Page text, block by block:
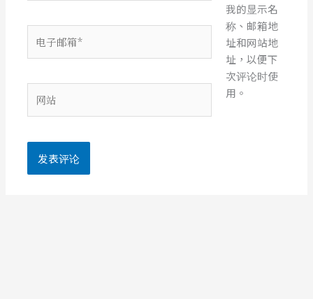
子
箱
站
我的显示名
称、邮箱地
址和网站地
址，以便下
次评论时使
用。